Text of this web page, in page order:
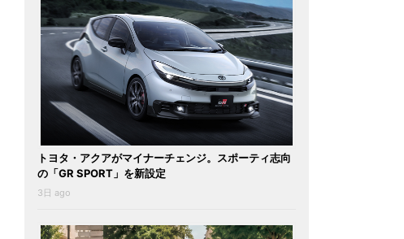
トヨタ・アクアがマイナーチェンジ。スポーティ志向
の「GR SPORT」を新設定
3日 ago